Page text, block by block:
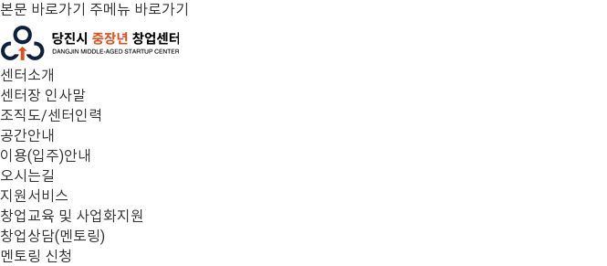
본문 바로가기 주메뉴 바로가기
센터소개
센터장 인사말
조직도/센터인력
공간안내
이용(입주)안내
오시는길
지원서비스
창업교육 및 사업화지원
창업상담(멘토링)
멘토링 신청